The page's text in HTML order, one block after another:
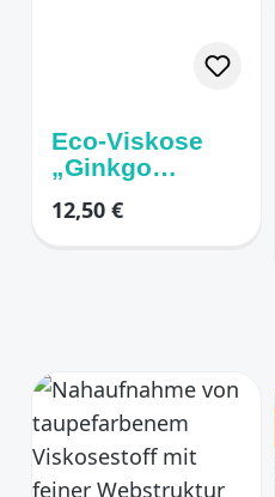
Eco-Viskose
„Ginkgo
Nachhaltiger
Regulärer Preis:
12,50 €